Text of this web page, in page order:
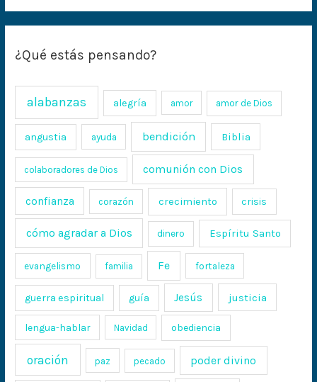
¿Qué estás pensando?
alabanzas alegría amor amor de Dios
angustia ayuda bendición Biblia
colaboradores de Dios comunión con Dios
confianza corazón crecimiento crisis
cómo agradar a Dios dinero Espíritu Santo
evangelismo familia Fe fortaleza
guerra espiritual guía Jesús justicia
lengua-hablar Navidad obediencia
oración paz pecado poder divino